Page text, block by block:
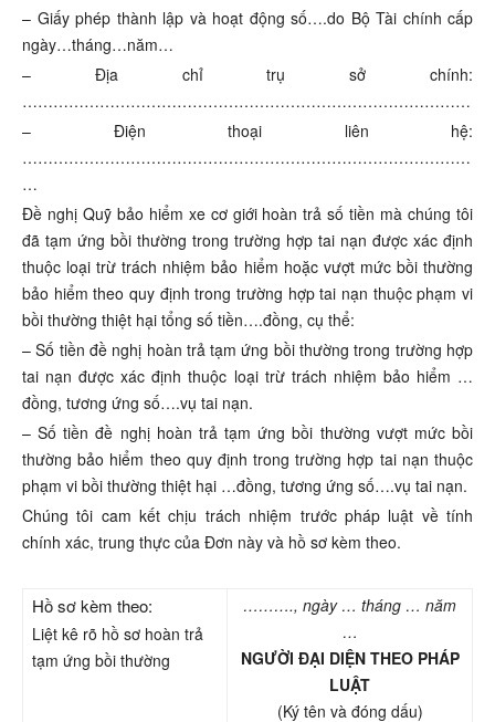
– Giấy phép thành lập và hoạt động số….do Bộ Tài chính cấp
ngày…tháng…năm…
– Địa chỉ trụ sở chính:
……………………………………………………………………………
– Điện thoại liên hệ:
……………………………………………………………………………
…
Đề nghị Quỹ bảo hiểm xe cơ giới hoàn trả số tiền mà chúng tôi
đã tạm ứng bồi thường trong trường hợp tai nạn được xác định
thuộc loại trừ trách nhiệm bảo hiểm hoặc vượt mức bồi thường
bảo hiểm theo quy định trong trường hợp tai nạn thuộc phạm vi
bồi thường thiệt hại tổng số tiền….đồng, cụ thể:
– Số tiền đề nghị hoàn trả tạm ứng bồi thường trong trường hợp
tai nạn được xác định thuộc loại trừ trách nhiệm bảo hiểm …
đồng, tương ứng số….vụ tai nạn.
– Số tiền đề nghị hoàn trả tạm ứng bồi thường vượt mức bồi
thường bảo hiểm theo quy định trong trường hợp tai nạn thuộc
phạm vi bồi thường thiệt hại …đồng, tương ứng số….vụ tai nạn.
Chúng tôi cam kết chịu trách nhiệm trước pháp luật về tính
chính xác, trung thực của Đơn này và hồ sơ kèm theo.
Hồ sơ kèm theo:
Liệt kê rõ hồ sơ hoàn trả
tạm ứng bồi thường
………., ngày … tháng … năm
…
NGƯỜI ĐẠI DIỆN THEO PHÁP
LUẬT
(Ký tên và đóng dấu)